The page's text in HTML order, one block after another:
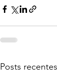
Posts recentes